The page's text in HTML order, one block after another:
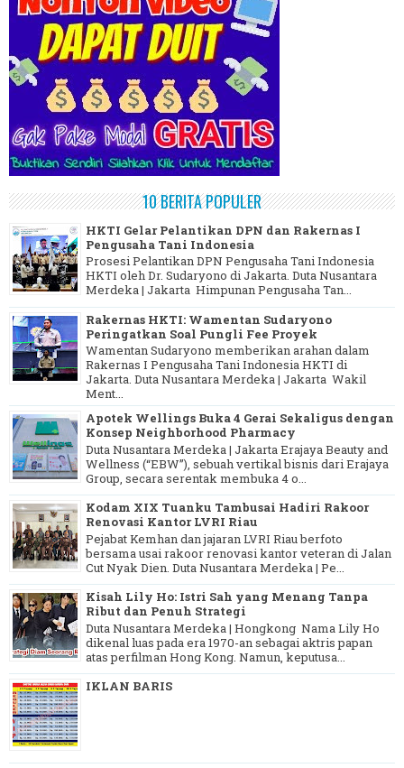
10 BERITA POPULER
HKTI Gelar Pelantikan DPN dan Rakernas I
Pengusaha Tani Indonesia
Prosesi Pelantikan DPN Pengusaha Tani Indonesia
HKTI oleh Dr. Sudaryono di Jakarta. Duta Nusantara
Merdeka | Jakarta Himpunan Pengusaha Tan...
Rakernas HKTI: Wamentan Sudaryono
Peringatkan Soal Pungli Fee Proyek
Wamentan Sudaryono memberikan arahan dalam
Rakernas I Pengusaha Tani Indonesia HKTI di
Jakarta. Duta Nusantara Merdeka | Jakarta Wakil
Ment...
Apotek Wellings Buka 4 Gerai Sekaligus dengan
Konsep Neighborhood Pharmacy
Duta Nusantara Merdeka | Jakarta Erajaya Beauty and
Wellness (“EBW”), sebuah vertikal bisnis dari Erajaya
Group, secara serentak membuka 4 o...
Kodam XIX Tuanku Tambusai Hadiri Rakoor
Renovasi Kantor LVRI Riau
Pejabat Kemhan dan jajaran LVRI Riau berfoto
bersama usai rakoor renovasi kantor veteran di Jalan
Cut Nyak Dien. Duta Nusantara Merdeka | Pe...
Kisah Lily Ho: Istri Sah yang Menang Tanpa
Ribut dan Penuh Strategi
Duta Nusantara Merdeka | Hongkong Nama Lily Ho
dikenal luas pada era 1970-an sebagai aktris papan
atas perfilman Hong Kong. Namun, keputusa...
IKLAN BARIS